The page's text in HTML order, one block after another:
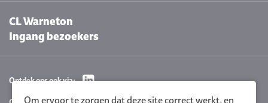
CL Warneton
Ingang bezoekers
Ontdek ons ook via:
Om ervoor te zorgen dat deze site correct werkt, en